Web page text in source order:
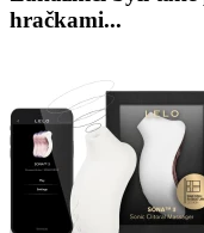
hračkami...